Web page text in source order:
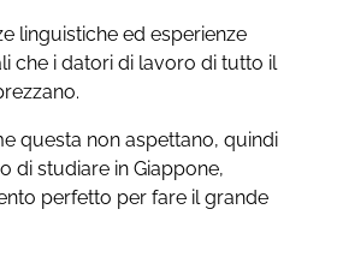
linguistiche ed esperienze
che i datori di lavoro di tutto il
questa non aspettano, quindi
di studiare in Giappone,
perfetto per fare il grande